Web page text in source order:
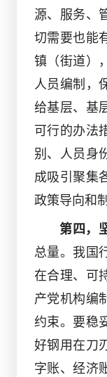
源、服务、
切需要也能
镇（街道）
人员编制，
给基层、基
可行的办法
别、人员身
成吸引聚集
政策导向和
第四，
总量。我国
在合理、可
产党机构编
约束。要稳
好钢用在刀
字账、经济